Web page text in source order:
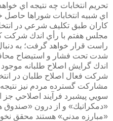
تحريم انتخابات چه نتيجه اي
اي شبيه انتخابات شوراها
كاران طبق تكليف شرعي در
مجلس هفتم با رأي اندك شركت
راست قرار خواهد گرفت؛ به
شدت تحت فشار و استيضاح
اندك گرايش اصلاح طلبانه
شركت فعال اصلاح طلبان در
مشاركت گسترده مردم نيز
سويي پيشبرد فرآيند اصلاحي
«دمكراتيك» و از درون «صندوق
«مبارزه مدني» هستند محقق